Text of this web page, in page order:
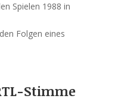
Spielen 1988 in
Folgen eines
Stimme